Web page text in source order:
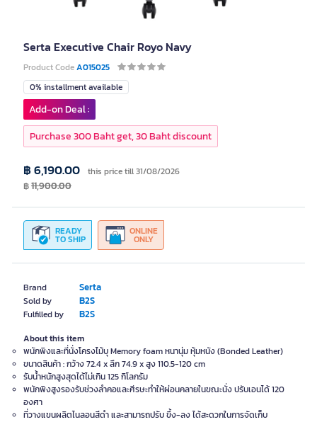
Serta Executive Chair Royo Navy
Product CodeA015025
Brand Serta
Sold by B2S
Fulfilled by B2S
0% installment available
READY
TO SHIP
ONLINE
ONLY
฿ 6,190.00 this price till 31/08/2026
฿11,900.00
Add-on Deal :
Purchase 300 Baht get, 30 Baht discount
About this item
พนักพิงและที่นั่งโครงไม้บุ Memory foam หนานุ่ม หุ้มหนัง (Bonded Leather)
ขนาดสินค้า : กว้าง 72.4 x ลึก 74.9 x สูง 110.5-120 cm
รับน้ำหนักสูงสุดได้ไม่เกิน 125 กิโลกรัม
พนักพิงสูงรองรับช่วงลำคอและศีรษะทำให้ผ่อนคลายในขณะนั่ง ปรับเอนได้ 120
องศา
ที่วางแขนผลิตไนลอนสีดำ และสามารถปรับ ขึ้ง-ลง ได้สะดวกในการจัดเก็บ